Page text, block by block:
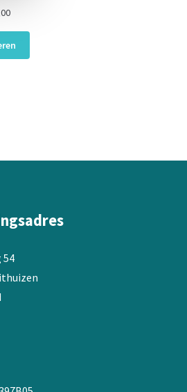
Huidige
is:
€50,00.
gekozen
productpagina
54